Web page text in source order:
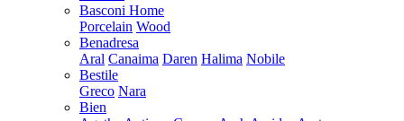
Basconi Home
Porcelain Wood
Benadresa
Aral Canaima Daren Halima Nobile
Bestile
Greco Nara
Bien